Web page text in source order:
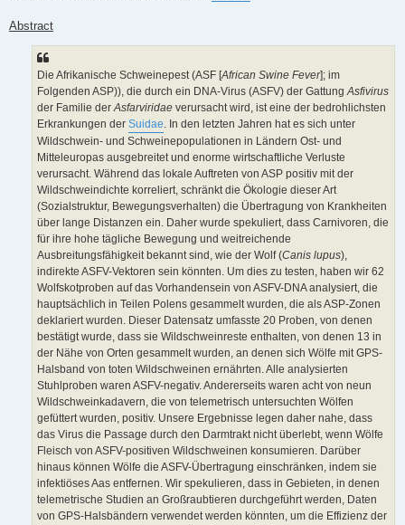
Abstract
Die Afrikanische Schweinepest (ASF [African Swine Fever]; im
Folgenden ASP)), die durch ein DNA-Virus (ASFV) der GattungAsfivirus
der Familie derAsfarviridae verursacht wird, ist eine der bedrohlichsten
Erkrankungen der Suidae. In den letzten Jahren hat es sich unter
Wildschwein- und Schweinepopulationen in Ländern Ost- und
Mitteleuropas ausgebreitet und enorme wirtschaftliche Verluste
verursacht. Während das lokale Auftreten von ASP positiv mit der
Wildschweindichte korreliert, schränkt die Ökologie dieser Art
(Sozialstruktur, Bewegungsverhalten) die Übertragung von Krankheiten
über lange Distanzen ein. Daher wurde spekuliert, dass Carnivoren, die
für ihre hohe tägliche Bewegung und weitreichende
Ausbreitungsfähigkeit bekannt sind, wie der Wolf (Canis lupus),
indirekte ASFV-Vektoren sein könnten. Um dies zu testen, haben wir 62
Wolfskotproben auf das Vorhandensein von ASFV-DNA analysiert, die
hauptsächlich in Teilen Polens gesammelt wurden, die als ASP-Zonen
deklariert wurden. Dieser Datensatz umfasste 20 Proben, von denen
bestätigt wurde, dass sie Wildschweinreste enthalten, von denen 13 in
der Nähe von Orten gesammelt wurden, an denen sich Wölfe mit GPS-
Halsband von toten Wildschweinen ernährten. Alle analysierten
Stuhlproben waren ASFV-negativ. Andererseits waren acht von neun
Wildschweinkadavern, die von telemetrisch untersuchten Wölfen
gefüttert wurden, positiv. Unsere Ergebnisse legen daher nahe, dass
das Virus die Passage durch den Darmtrakt nicht überlebt, wenn Wölfe
Fleisch von ASFV-positiven Wildschweinen konsumieren. Darüber
hinaus können Wölfe die ASFV-Übertragung einschränken, indem sie
infektiöses Aas entfernen. Wir spekulieren, dass in Gebieten, in denen
telemetrische Studien an Großraubtieren durchgeführt werden, Daten
von GPS-Halsbändern verwendet werden könnten, um die Effizienz der